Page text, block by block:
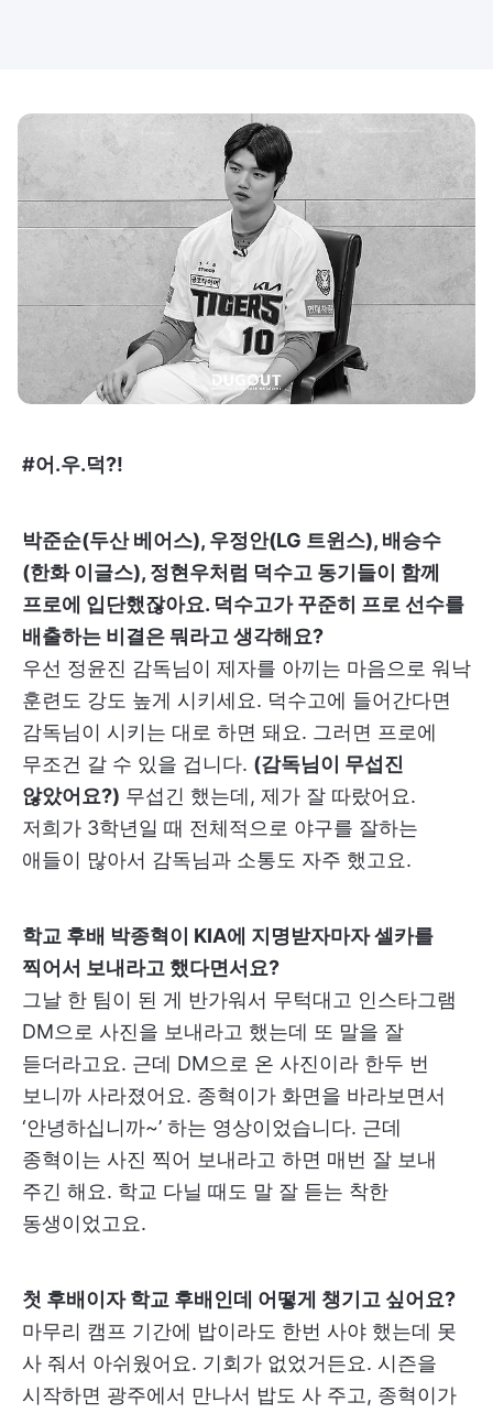
#어.우.덕?!
박준순(두산 베어스), 우정안(LG 트윈스), 배승수
(한화 이글스), 정현우처럼 덕수고 동기들이 함께
프로에 입단했잖아요. 덕수고가 꾸준히 프로 선수를
배출하는 비결은 뭐라고 생각해요?
우선 정윤진 감독님이 제자를 아끼는 마음으로 워낙
훈련도 강도 높게 시키세요. 덕수고에 들어간다면
감독님이 시키는 대로 하면 돼요. 그러면 프로에
무조건 갈 수 있을 겁니다. (감독님이 무섭진
않았어요?) 무섭긴 했는데, 제가 잘 따랐어요.
저희가 3학년일 때 전체적으로 야구를 잘하는
애들이 많아서 감독님과 소통도 자주 했고요.
학교 후배 박종혁이 KIA에 지명받자마자 셀카를
찍어서 보내라고 했다면서요?
그날 한 팀이 된 게 반가워서 무턱대고 인스타그램
DM으로 사진을 보내라고 했는데 또 말을 잘
듣더라고요. 근데 DM으로 온 사진이라 한두 번
보니까 사라졌어요. 종혁이가 화면을 바라보면서
‘안녕하십니까~’ 하는 영상이었습니다. 근데
종혁이는 사진 찍어 보내라고 하면 매번 잘 보내
주긴 해요. 학교 다닐 때도 말 잘 듣는 착한
동생이었고요.
첫 후배이자 학교 후배인데 어떻게 챙기고 싶어요?
마무리 캠프 기간에 밥이라도 한번 사야 했는데 못
사 줘서 아쉬웠어요. 기회가 없었거든요. 시즌을
시작하면 광주에서 만나서 밥도 사 주고, 종혁이가